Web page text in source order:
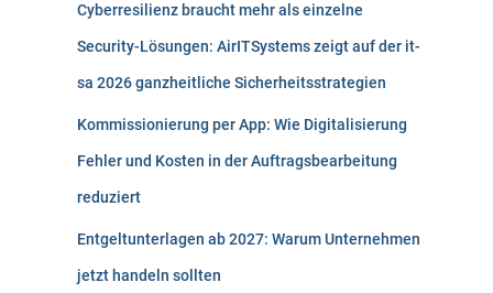
Cyberresilienz braucht mehr als einzelne
Security-Lösungen: AirITSystems zeigt auf der it-
sa 2026 ganzheitliche Sicherheitsstrategien
Kommissionierung per App: Wie Digitalisierung
Fehler und Kosten in der Auftragsbearbeitung
reduziert
Entgeltunterlagen ab 2027: Warum Unternehmen
jetzt handeln sollten